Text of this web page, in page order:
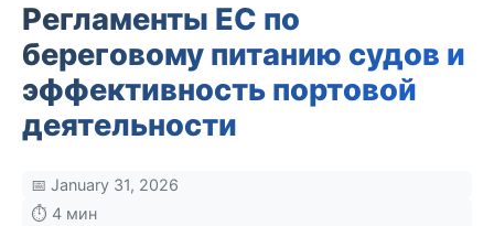
Регламенты ЕС по
береговому питанию судов и
эффективность портовой
деятельности
📅 January 31, 2026
⏱️ 4 мин